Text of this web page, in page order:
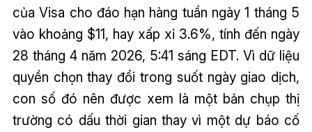
của Visa cho đáo hạn hàng tuần ngày 1 tháng 5
vào khoảng $11, hay xấp xỉ 3.6%, tính đến ngày
28 tháng 4 năm 2026, 5:41 sáng EDT. Vì dữ liệu
quyền chọn thay đổi trong suốt ngày giao dịch,
con số đó nên được xem là một bản chụp thị
trường có dấu thời gian thay vì một dự báo cố